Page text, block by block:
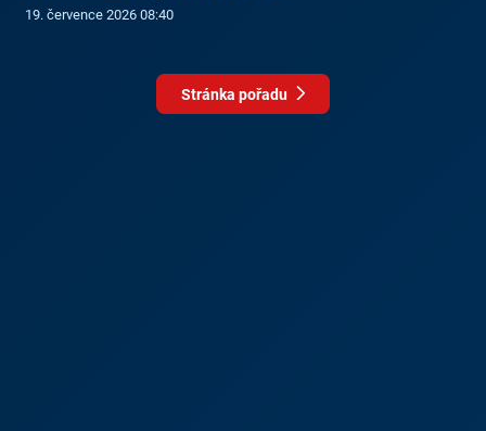
19. července 2026 08:40
Stránka pořadu